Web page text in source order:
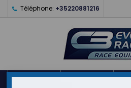
Téléphone: +35220881216
 